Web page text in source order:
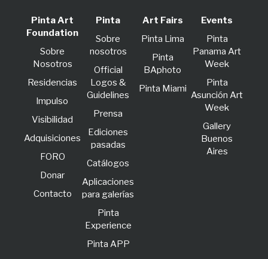
Pinta Art
Foundation
Sobre
Nosotros
Residencias
lmpulso
Visibilidad
Adquisiciones
FORO
Donar
Contacto
Pinta
Sobre
nosotros
Official
Logos &
Guidelines
Prensa
Ediciones
pasadas
Catálogos
Aplicaciones
para galerías
Pinta
Experience
Pinta APP
Art Fairs
Pinta Lima
Pinta
BAphoto
Pinta Miami
Events
Pinta
Panama Art
Week
Pinta
Asunción Art
Week
Gallery
Buenos
Aires